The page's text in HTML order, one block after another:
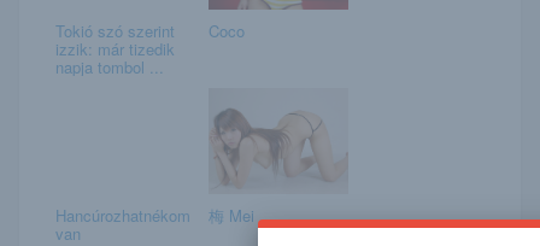
Tokió szó szerint
izzik: már tizedik
napja tombol ...
Coco
Hancúrozhatnékom
van
梅 Mei